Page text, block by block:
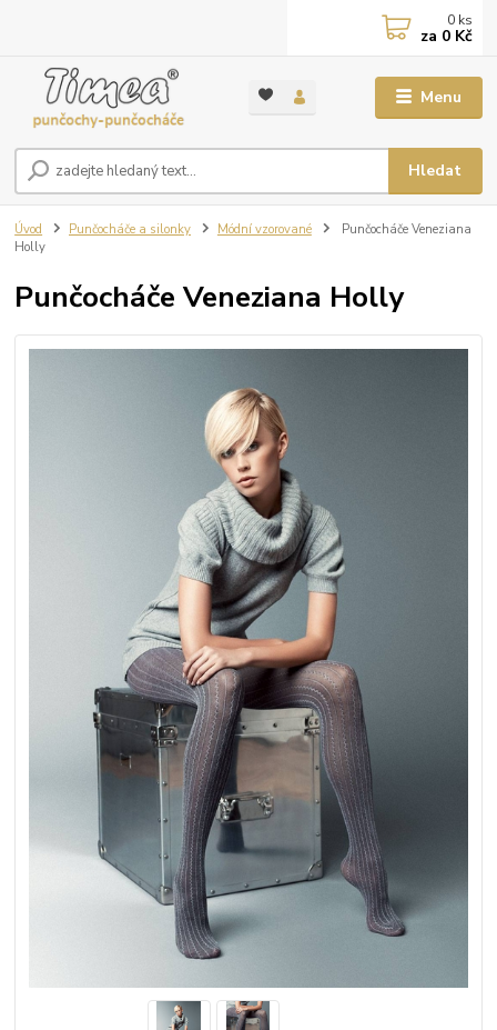
Menu
Hledat
0 ks
za 0 Kč
Úvod Punčocháče a silonky Módní vzorované
Punčocháče Veneziana
Holly
Punčocháče Veneziana Holly